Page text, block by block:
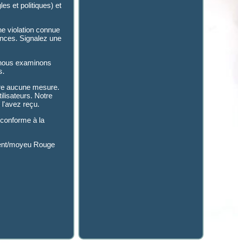
et politiques) et
violation connue
Signalez une
examinons
aucune mesure.
Notre
l'avez reçu.
à la
moyeu Rouge